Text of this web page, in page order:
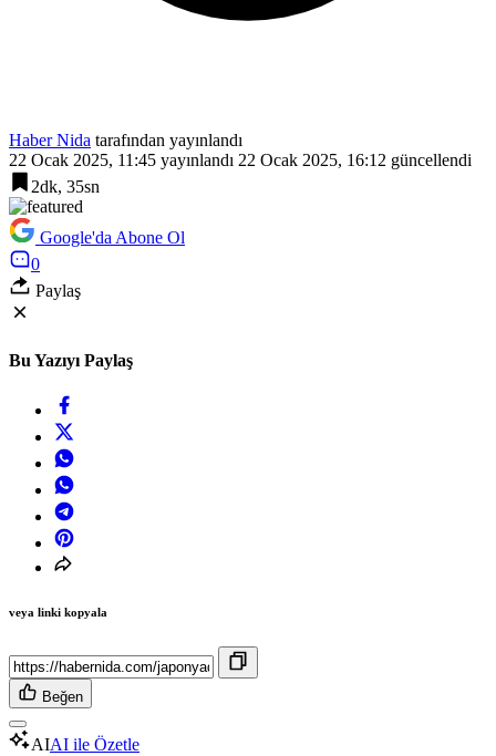
Haber Nida tarafından yayınlandı
22 Ocak 2025, 11:45 yayınlandı 22 Ocak 2025, 16:12 güncellendi
2dk, 35sn
Google'da Abone Ol
0
Paylaş
Bu Yazıyı Paylaş
veya linki kopyala
Beğen
AIAI ile Özetle